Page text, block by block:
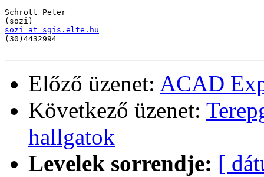
Schrott Peter
sozi at sgis.elte.hu
(30)4432994
Előző üzenet: ACAD
Következő üzenet:
hallgatok
Levelek sorrendje: [